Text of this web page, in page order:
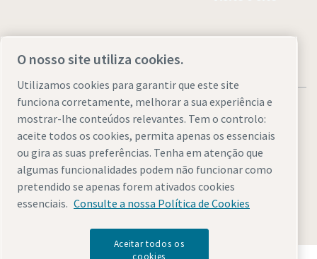
Avisos legais e de privacidadeGerir cookiesAcessibilidade
Mapa do site
© 2026 Atlas Copco AB
O nosso site utiliza cookies.
Utilizamos cookies para garantir que este site
funciona corretamente, melhorar a sua experiência e
mostrar-lhe conteúdos relevantes. Tem o controlo:
aceite todos os cookies, permita apenas os essenciais
ou gira as suas preferências. Tenha em atenção que
algumas funcionalidades podem não funcionar como
pretendido se apenas forem ativados cookies
essenciais. Consulte a nossa Política de Cookies
Aceitar todos os